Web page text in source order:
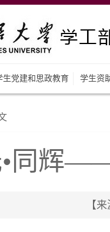
生党建和思政教育 学生资
•同辉
【